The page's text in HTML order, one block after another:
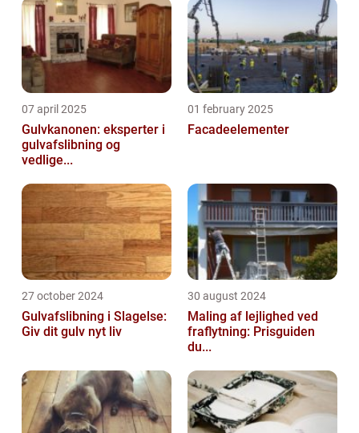
07 april 2025
Gulvkanonen: eksperter i
gulvafslibning og
vedlige...
01 february 2025
Facadeelementer
27 october 2024
Gulvafslibning i Slagelse:
Giv dit gulv nyt liv
30 august 2024
Maling af lejlighed ved
fraflytning: Prisguiden
du...